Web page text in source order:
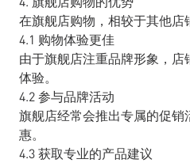
在旗舰店购物，相较于其他
4.1 购物体验更佳
由于旗舰店注重品牌形象，
体验。
4.2 参与品牌活动
旗舰店经常会推出专属的促
惠。
4.3 获取专业的产品建议